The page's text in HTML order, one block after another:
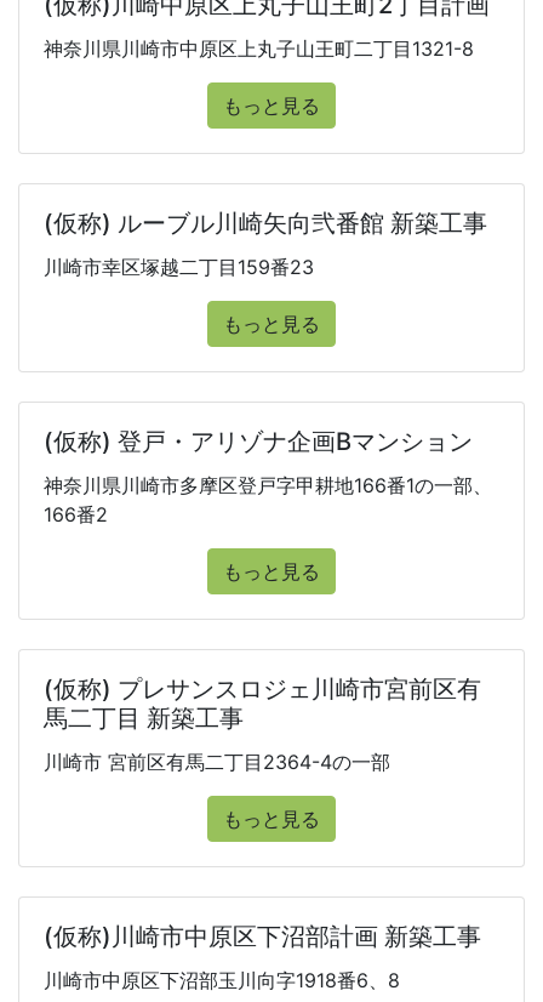
神奈川県川崎市中原区上丸子山王町二丁目1321-8
もっと見る
(仮称) ルーブル川崎矢向弐番館 新築工事
川崎市幸区塚越二丁目159番23
もっと見る
(仮称) 登戸・アリゾナ企画Bマンション
神奈川県川崎市多摩区登戸字甲耕地166番1の一部、
166番2
もっと見る
(仮称) プレサンスロジェ川崎市宮前区有
馬二丁目 新築工事
川崎市 宮前区有馬二丁目2364-4の一部
もっと見る
(仮称)川崎市中原区下沼部計画 新築工事
川崎市中原区下沼部玉川向字1918番6、8